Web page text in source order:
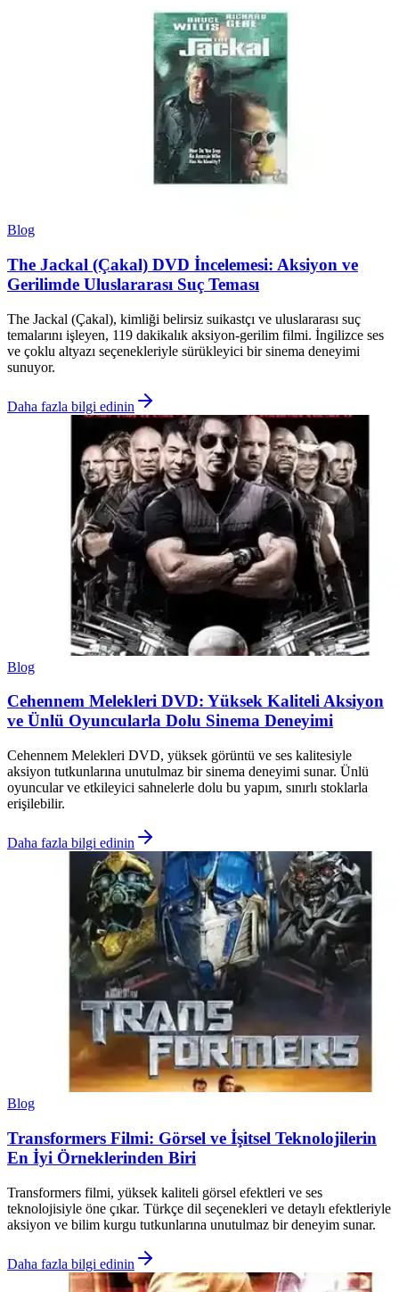
Blog
The Jackal (Çakal) DVD İncelemesi: Aksiyon ve
Gerilimde Uluslararası Suç Teması
The Jackal (Çakal), kimliği belirsiz suikastçı ve uluslararası suç
temalarını işleyen, 119 dakikalık aksiyon-gerilim filmi. İngilizce ses
ve çoklu altyazı seçenekleriyle sürükleyici bir sinema deneyimi
sunuyor.
Daha fazla bilgi edinin
Blog
Cehennem Melekleri DVD: Yüksek Kaliteli Aksiyon
ve Ünlü Oyuncularla Dolu Sinema Deneyimi
Cehennem Melekleri DVD, yüksek görüntü ve ses kalitesiyle
aksiyon tutkunlarına unutulmaz bir sinema deneyimi sunar. Ünlü
oyuncular ve etkileyici sahnelerle dolu bu yapım, sınırlı stoklarla
erişilebilir.
Daha fazla bilgi edinin
Blog
Transformers Filmi: Görsel ve İşitsel Teknolojilerin
En İyi Örneklerinden Biri
Transformers filmi, yüksek kaliteli görsel efektleri ve ses
teknolojisiyle öne çıkar. Türkçe dil seçenekleri ve detaylı efektleriyle
aksiyon ve bilim kurgu tutkunlarına unutulmaz bir deneyim sunar.
Daha fazla bilgi edinin